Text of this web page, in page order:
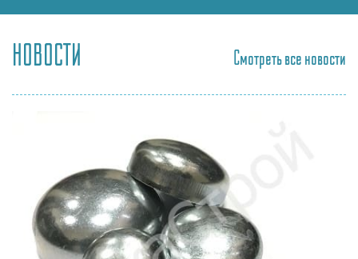
НОВОСТИ Смотреть все новости